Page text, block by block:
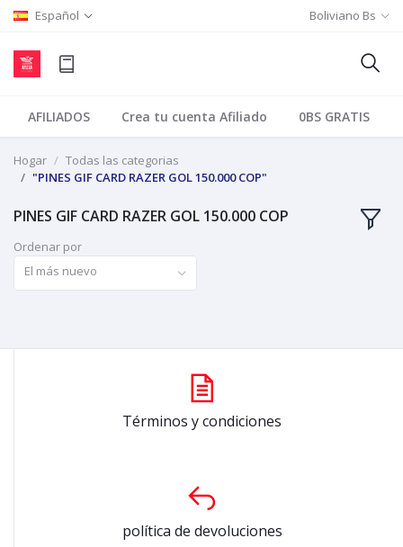
Español Boliviano Bs
AFILIADOS Crea tu cuenta Afiliado 0BS GRATIS
Hogar
Todas las categorias
"PINES GIF CARD RAZER GOL 150.000 COP"
PINES GIF CARD RAZER GOL 150.000 COP
Ordenar por
El más nuevo
Términos y condiciones
política de devoluciones